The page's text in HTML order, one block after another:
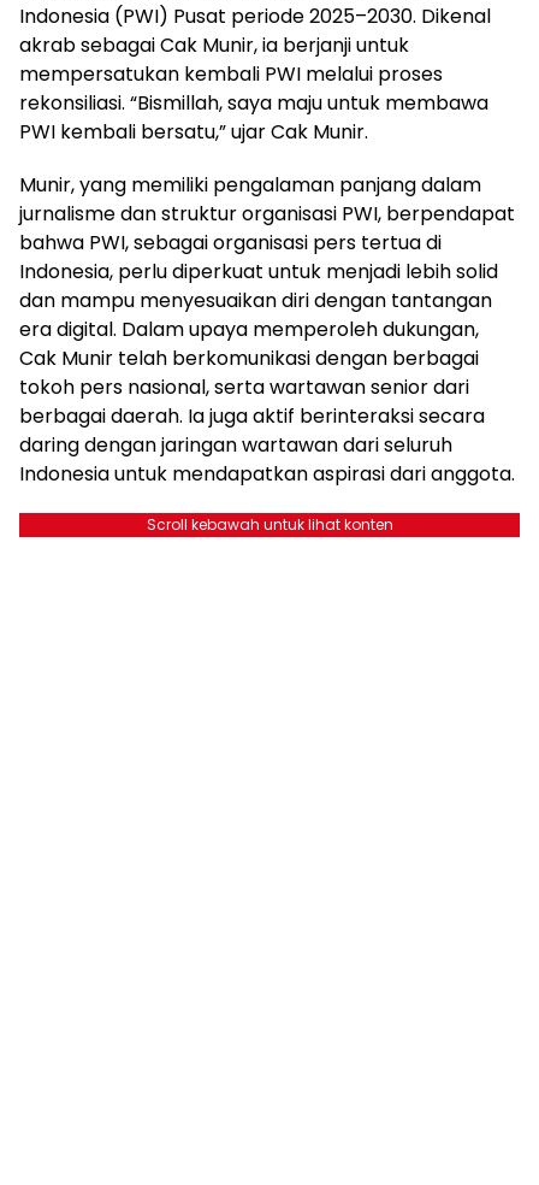
Indonesia (PWI) Pusat periode 2025–2030. Dikenal
akrab sebagai Cak Munir, ia berjanji untuk
mempersatukan kembali PWI melalui proses
rekonsiliasi. “Bismillah, saya maju untuk membawa
PWI kembali bersatu,” ujar Cak Munir.
Munir, yang memiliki pengalaman panjang dalam
jurnalisme dan struktur organisasi PWI, berpendapat
bahwa PWI, sebagai organisasi pers tertua di
Indonesia, perlu diperkuat untuk menjadi lebih solid
dan mampu menyesuaikan diri dengan tantangan
era digital. Dalam upaya memperoleh dukungan,
Cak Munir telah berkomunikasi dengan berbagai
tokoh pers nasional, serta wartawan senior dari
berbagai daerah. Ia juga aktif berinteraksi secara
daring dengan jaringan wartawan dari seluruh
Indonesia untuk mendapatkan aspirasi dari anggota.
Scroll kebawah untuk lihat konten